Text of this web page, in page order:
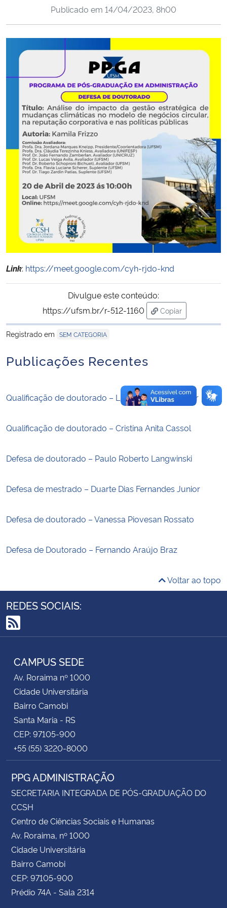
Ministério da Cidadania
Ministério da Ciência, Tecnologia, Inovações e Comunicações
Ministério do Meio Ambiente
Ministério do Turismo
Ministério do Desenvolvimento Regional
Controladoria-Geral da União
Ministério da Mulher, da Família e dos Direitos Humanos
Advocacia-Geral da União
Banco Central do Brasil
Publicado em 14/04/2023, 8h00
Link: https://meet.google.com/cyh-rjdo-knd
Divulgue este conteúdo:
https://ufsm.br/r-512-1160
Copiar
para área de
Registrado em SEM CATEGORIA
Publicações Recentes
Qualificação de doutorado – Luci Inês Schumacher
Qualificação de doutorado – Cristina Anita Cassol
Defesa de doutorado – Paulo Roberto Langwinski
Defesa de mestrado – Duarte Dias Fernandes Junior
Defesa de doutorado – Vanessa Piovesan Rossato
Defesa de Doutorado – Fernando Araújo Braz
Voltar ao topo
REDES SOCIAIS:
RSS
CAMPUS SEDE
Av. Roraima nº 1000
Cidade Universitária
Bairro Camobi
Santa Maria - RS
CEP: 97105-900
+55 (55) 3220-8000
PPG ADMINISTRAÇÃO
SECRETARIA INTEGRADA DE PÓS-GRADUAÇÃO DO
CCSH
Centro de Ciências Sociais e Humanas
Av. Roraima, nº 1000
Cidade Universitária
Bairro Camobi
CEP: 97105-900
Prédio 74A - Sala 2314